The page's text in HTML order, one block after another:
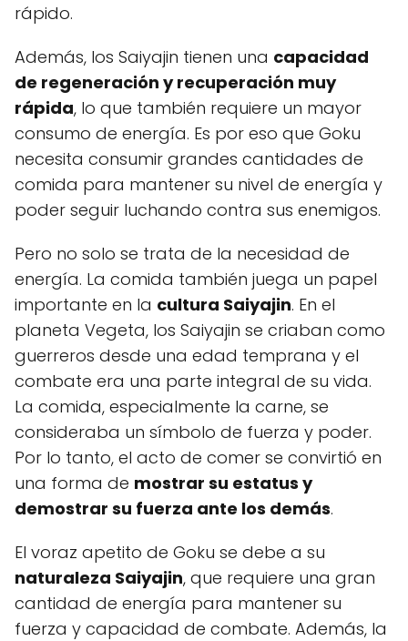
rápido.
Además, los Saiyajin tienen una capacidad
de regeneración y recuperación muy
rápida, lo que también requiere un mayor
consumo de energía. Es por eso que Goku
necesita consumir grandes cantidades de
comida para mantener su nivel de energía y
poder seguir luchando contra sus enemigos.
Pero no solo se trata de la necesidad de
energía. La comida también juega un papel
importante en la cultura Saiyajin. En el
planeta Vegeta, los Saiyajin se criaban como
guerreros desde una edad temprana y el
combate era una parte integral de su vida.
La comida, especialmente la carne, se
consideraba un símbolo de fuerza y poder.
Por lo tanto, el acto de comer se convirtió en
una forma de mostrar su estatus y
demostrar su fuerza ante los demás.
El voraz apetito de Goku se debe a su
naturaleza Saiyajin, que requiere una gran
cantidad de energía para mantener su
fuerza y capacidad de combate. Además, la